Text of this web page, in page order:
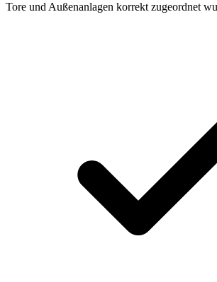
Tore und Außenanlagen korrekt zugeordnet